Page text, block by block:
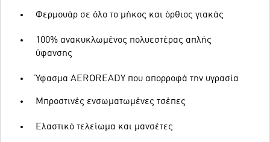
Φερμουάρ σε όλο το μήκος και όρθιος γιακάς
100% ανακυκλωμένος πολυεστέρας απλής
ύφανσης
Ύφασμα AEROREADY που απορροφά την υγρασία
Μπροστινές ενσωματωμένες τσέπες
Ελαστικό τελείωμα και μανσέτες